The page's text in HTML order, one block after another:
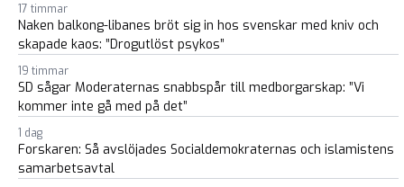
17 timmar
Naken balkong-libanes bröt sig in hos svenskar med kniv och
skapade kaos: ”Drogutlöst psykos”
19 timmar
SD sågar Moderaternas snabbspår till medborgarskap: ”Vi
kommer inte gå med på det”
1 dag
Forskaren: Så avslöjades Socialdemokraternas och islamistens
samarbetsavtal